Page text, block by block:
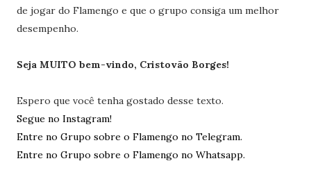
de jogar do Flamengo e que o grupo consiga um melhor
desempenho.
Seja MUITO bem-vindo, Cristovão Borges!
Espero que você tenha gostado desse texto.
Segue no Instagram!
Entre no Grupo sobre o Flamengo no Telegram.
Entre no Grupo sobre o Flamengo no Whatsapp.